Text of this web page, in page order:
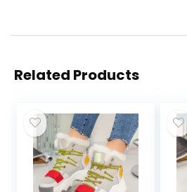
Related Products